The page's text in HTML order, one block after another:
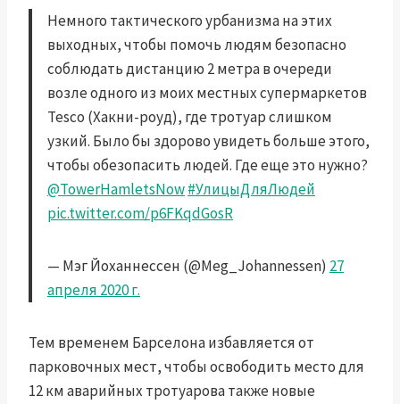
Немного тактического урбанизма на этих
выходных, чтобы помочь людям безопасно
соблюдать дистанцию ​​2 метра в очереди
возле одного из моих местных супермаркетов
Tesco (Хакни-роуд), где тротуар слишком
узкий. Было бы здорово увидеть больше этого,
чтобы обезопасить людей. Где еще это нужно?
@TowerHamletsNow#УлицыДляЛюдей
pic.twitter.com/p6FKqdGosR
— Мэг Йоханнессен (@Meg_Johannessen) 27
апреля 2020 г.
Тем временем Барселона избавляется от
парковочных мест, чтобы освободить место для
12 км аварийных тротуарова также новые